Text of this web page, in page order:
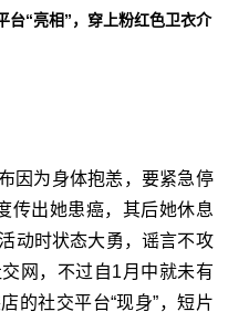
台“亮相”，穿上粉红色卫衣介
因为身体抱恙，要紧急停
传出她患癌，其后她休息
动时状态大勇，谣言不攻
网，不过自1月中就未有
的社交平台“现身”，短片